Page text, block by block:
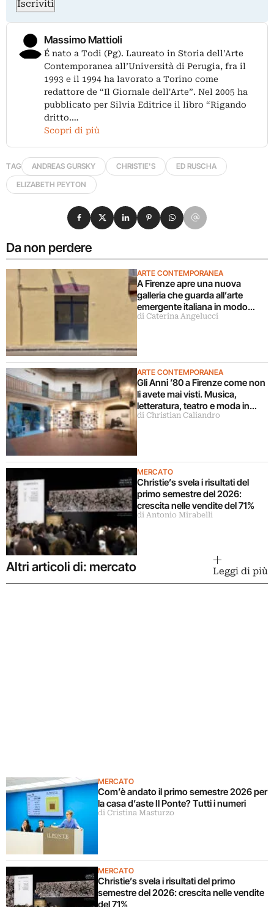
Iscriviti
Massimo Mattioli
É nato a Todi (Pg). Laureato in Storia dell'Arte
Contemporanea all’Università di Perugia, fra il
1993 e il 1994 ha lavorato a Torino come
redattore de “Il Giornale dell'Arte”. Nel 2005 ha
pubblicato per Silvia Editrice il libro “Rigando
dritto.…
Scopri di più
TAG ANDREAS GURSKY CHRISTIE'S
ED RUSCHA
ELIZABETH PEYTON
Da non perdere
ARTE CONTEMPORANEA
A Firenze apre una nuova
galleria che guarda all’arte
emergente italiana in modo
decentrato
di Caterina Angelucci
ARTE CONTEMPORANEA
Gli Anni ’80 a Firenze come non
li avete mai visti. Musica,
letteratura, teatro e moda in
mostra
di Christian Caliandro
MERCATO
Christie’s svela i risultati del
primo semestre del 2026:
crescita nelle vendite del 71%
di Antonio Mirabelli
Condividi su Facebook
Condividi su X
Condividi su LinkedIn
Condividi su Pinterest
Condividi su WhatsApp
Condividi su Email
Altri articoli di: mercato Leggi di più
MERCATO
Com’è andato il primo semestre 2026 per
la casa d’aste Il Ponte? Tutti i numeri
di Cristina Masturzo
MERCATO
Christie’s svela i risultati del primo
semestre del 2026: crescita nelle vendite
del 71%